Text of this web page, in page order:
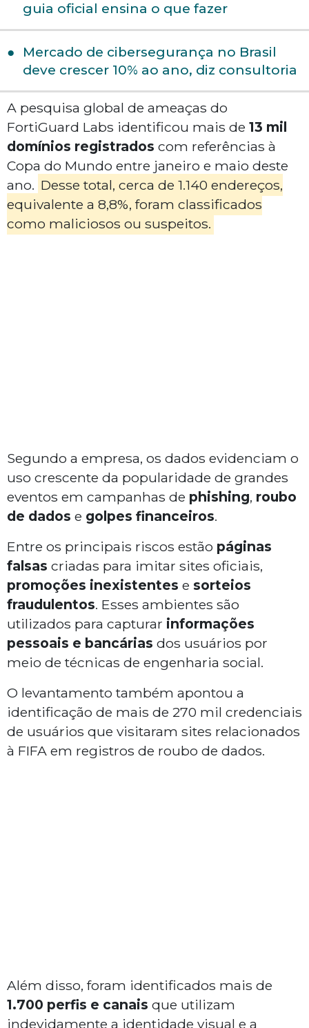
guia oficial ensina o que fazer
Mercado de cibersegurança no Brasil
deve crescer 10% ao ano, diz consultoria
A pesquisa global de ameaças do
FortiGuard Labs identificou mais de 13 mil
domínios registrados com referências à
Copa do Mundo entre janeiro e maio deste
ano. Desse total, cerca de 1.140 endereços,
equivalente a 8,8%, foram classificados
como maliciosos ou suspeitos.
Segundo a empresa, os dados evidenciam o
uso crescente da popularidade de grandes
eventos em campanhas de phishing, roubo
de dados e golpes financeiros.
Entre os principais riscos estão páginas
falsas criadas para imitar sites oficiais,
promoções inexistentes e sorteios
fraudulentos. Esses ambientes são
utilizados para capturar informações
pessoais e bancárias dos usuários por
meio de técnicas de engenharia social.
O levantamento também apontou a
identificação de mais de 270 mil credenciais
de usuários que visitaram sites relacionados
à FIFA em registros de roubo de dados.
Além disso, foram identificados mais de
1.700 perfis e canais que utilizam
indevidamente a identidade visual e a